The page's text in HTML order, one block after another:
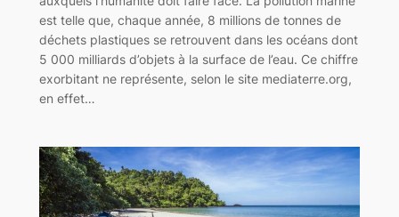
est telle que, chaque année, 8 millions de tonnes de
déchets plastiques se retrouvent dans les océans dont
5 000 milliards d’objets à la surface de l’eau. Ce chiffre
exorbitant ne représente, selon le site mediaterre.org,
en effet…